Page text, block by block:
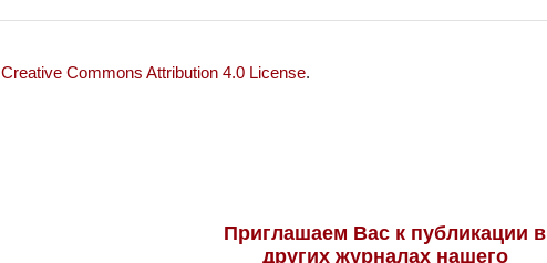
Creative Commons Attribution 4.0 License.
Приглашаем Вас к публикации в
других журналах нашего